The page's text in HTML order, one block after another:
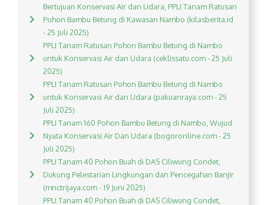
Bertujuan Konservasi Air dan Udara, PPLI Tanam Ratusan
Pohon Bambu Betung di Kawasan Nambo (kilasberita.id
- 25 Juli 2025)
PPLI Tanam Ratusan Pohon Bambu Betung di Nambo
untuk Konservasi Air dan Udara (ceklissatu.com - 25 Juli
2025)
PPLI Tanam Ratusan Pohon Bambu Betung di Nambo
untuk Konservasi Air dan Udara (pakuanraya.com - 25
Juli 2025)
PPLI Tanam 160 Pohon Bambu Betung di Nambo, Wujud
Nyata Konservasi Air Dan Udara (bogoronline.com - 25
Juli 2025)
PPLI Tanam 40 Pohon Buah di DAS Ciliwung Condet,
Dukung Pelestarian Lingkungan dan Pencegahan Banjir
(mnctrijaya.com - 19 Juni 2025)
PPLI Tanam 40 Pohon Buah di DAS Ciliwung Condet,